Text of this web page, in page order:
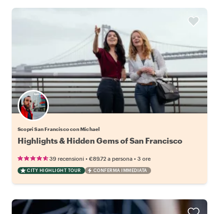
Scopri San Francisco con Michael
Highlights & Hidden Gems of San Francisco
39 recensioni • €89.72 a persona • 3 ore
CITY HIGHLIGHT TOUR CONFERMA IMMEDIATA